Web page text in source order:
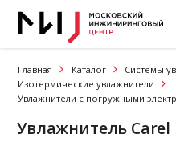
Главная Каталог
Системы
Изотермические увлажнители
Увлажнители с погружными
Увлажнитель Carel